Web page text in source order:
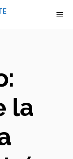
la